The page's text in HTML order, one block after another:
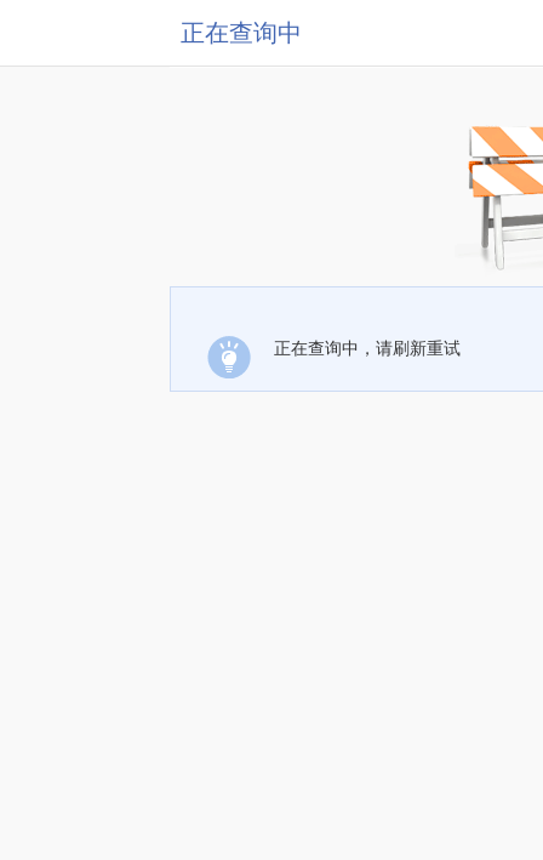
正在查询中
正在查询中，请刷新重试